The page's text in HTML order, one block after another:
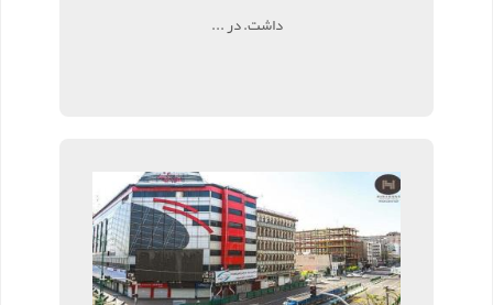
داشت. در ...